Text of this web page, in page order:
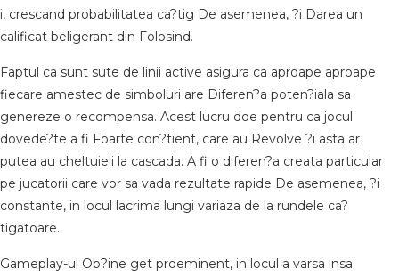
i, crescand probabilitatea ca?tig De asemenea, ?i Darea un
calificat beligerant din Folosind.
Faptul ca sunt sute de linii active asigura ca aproape aproape
fiecare amestec de simboluri are Diferen?a poten?iala sa
genereze o recompensa. Acest lucru doe pentru ca jocul
dovede?te a fi Foarte con?tient, care au Revolve ?i asta ar
putea au cheltuieli la cascada. A fi o diferen?a creata particular
pe jucatorii care vor sa vada rezultate rapide De asemenea, ?i
constante, in locul lacrima lungi variaza de la rundele ca?
tigatoare.
Gameplay-ul Ob?ine get proeminent, in locul a varsa insa